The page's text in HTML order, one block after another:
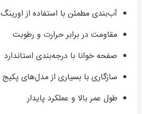
آب‌بندی مطمئن با استفاده از اورینگ
مقاومت در برابر حرارت و رطوبت
صفحه خوانا با درجه‌بندی استاندارد
سازگاری با بسیاری از مدل‌های پکیج
طول عمر بالا و عملکرد پایدار